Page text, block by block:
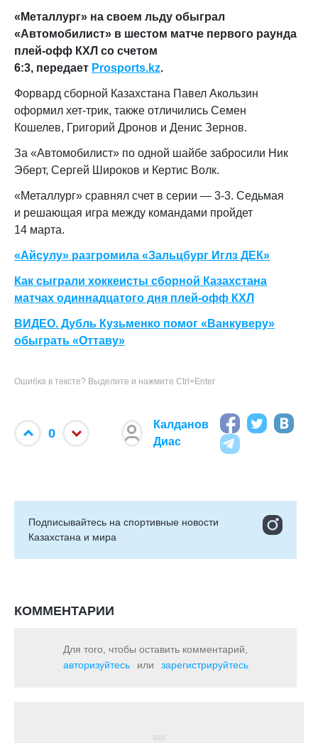
«Металлург» на своем льду обыграл
«Автомобилист» в шестом матче первого раунда
плей-офф КХЛ со счетом
6:3, передает Prosports.kz.
Форвард сборной Казахстана Павел Акользин
оформил хет-трик, также отличились Семен
Кошелев, Григорий Дронов и Денис Зернов.
За «Автомобилист» по одной шайбе забросили Ник
Эберт, Сергей Широков и Кертис Волк.
«Металлург» сравнял счет в серии — 3-3. Седьмая
и решающая игра между командами пройдет
14 марта.
«Айсулу» разгромила «Зальцбург Иглз ДЕК»
Как сыграли хоккеисты сборной Казахстана
матчах одиннадцатого дня плей-офф КХЛ
ВИДЕО. Дубль Кузьменко помог «Ванкуверу»
обыграть «Оттаву»
Ошибка в тексте? Выделите и нажмите Ctrl+Enter
0
Калданов
Диас
Подписывайтесь на cпортивные новости
Казахстана и мира
КОММЕНТАРИИ
Для того, чтобы оставить комментарий,
авторизуйтесь
или зарегистрируйтесь